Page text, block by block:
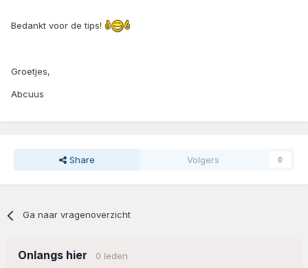
Bedankt voor de tips!
Groetjes,
Abcuus
Share Volgers 0
Ga naar vragenoverzicht
Onlangs hier 0 leden